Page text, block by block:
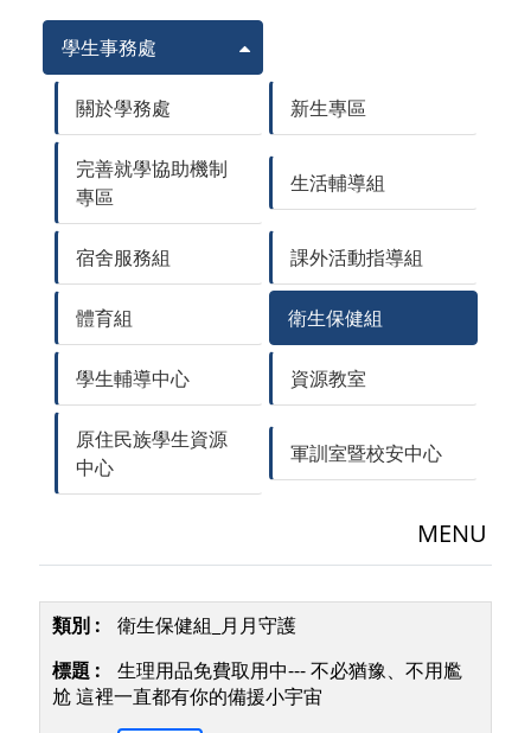
學生事務處
關於學務處 新生專區
完善就學協助機制
專區
生活輔導組
宿舍服務組 課外活動指導組
體育組 衛生保健組
學生輔導中心 資源教室
原住民族學生資源
中心
軍訓室暨校安中心
MENU
衛生保健組_月月守護
生理用品免費取用中--- 不必猶豫、不用尷
尬 這裡一直都有你的備援小宇宙